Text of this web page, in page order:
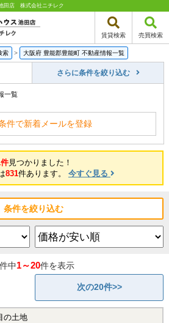
田店 株式会社ニチレク
賃貸検索 売買検索
索 > 大阪府 豊能郡豊能町 不動産情報一覧
さらに条件を絞り込む
産情報一覧
件で新着メールを登録
見つかりました！
831件あります。 今すぐ見る
条件を絞り込む
件中1～20件を表示
次の20件>>
の土地